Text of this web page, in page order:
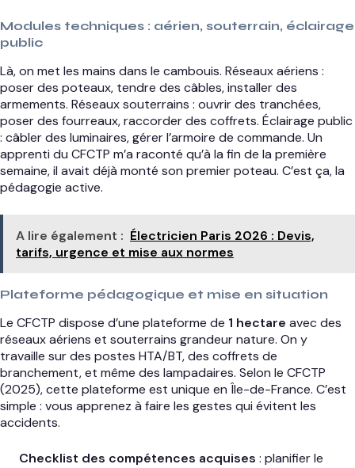
Modules techniques : aérien, souterrain, éclairage
public
Là, on met les mains dans le cambouis. Réseaux aériens :
poser des poteaux, tendre des câbles, installer des
armements. Réseaux souterrains : ouvrir des tranchées,
poser des fourreaux, raccorder des coffrets. Éclairage public
: câbler des luminaires, gérer l’armoire de commande. Un
apprenti du CFCTP m’a raconté qu’à la fin de la première
semaine, il avait déjà monté son premier poteau. C’est ça, la
pédagogie active.
A lire également : Électricien Paris 2026 : Devis,
tarifs, urgence et mise aux normes
Plateforme pédagogique et mise en situation
Le CFCTP dispose d’une plateforme de 1 hectare avec des
réseaux aériens et souterrains grandeur nature. On y
travaille sur des postes HTA/BT, des coffrets de
branchement, et même des lampadaires. Selon le CFCTP
(2025), cette plateforme est unique en Île-de-France. C’est
simple : vous apprenez à faire les gestes qui évitent les
accidents.
Checklist des compétences acquises : planifier le